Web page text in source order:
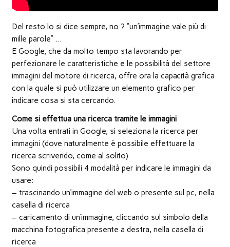
Del resto lo si dice sempre, no ? “un’immagine vale più di
mille parole” …
E Google, che da molto tempo sta lavorando per
perfezionare le caratteristiche e le possibilità del settore
immagini del motore di ricerca, offre ora la capacità grafica
con la quale si può utilizzare un elemento grafico per
indicare cosa si sta cercando.
Come si effettua una ricerca tramite le immagini
Una volta entrati in Google, si seleziona la ricerca per
immagini (dove naturalmente è possibile effettuare la
ricerca scrivendo, come al solito)
Sono quindi possibili 4 modalità per indicare le immagini da
usare:
– trascinando un’immagine del web o presente sul pc, nella
casella di ricerca
– caricamento di un’immagine, cliccando sul simbolo della
macchina fotografica presente a destra, nella casella di
ricerca